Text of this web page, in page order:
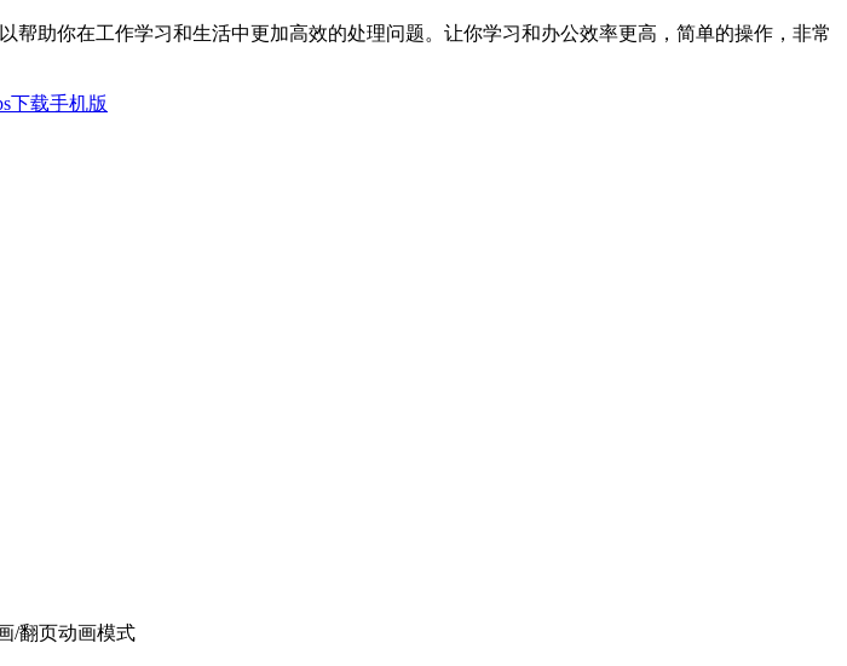
助你在工作学习和生活中更加高效的处理问题。让你学习和办公效率更高，简单的操作，非常
/翻页动画模式